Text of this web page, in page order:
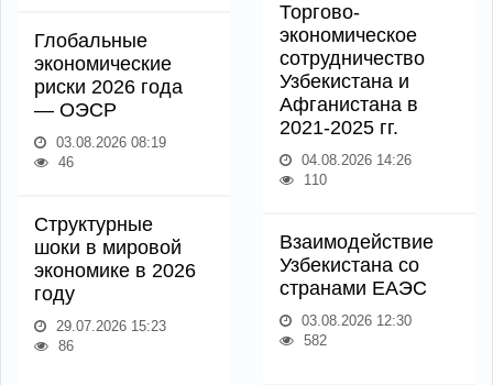
Глобальные
экономические
риски 2026 года
— ОЭСР
03.08.2026 08:19
46
Структурные
шоки в мировой
экономике в 2026
году
29.07.2026 15:23
86
Торгово-
экономическое
сотрудничество
Узбекистана и
Афганистана в
2021-2025 гг.
04.08.2026 14:26
110
Взаимодействие
Узбекистана со
странами ЕАЭС
03.08.2026 12:30
582